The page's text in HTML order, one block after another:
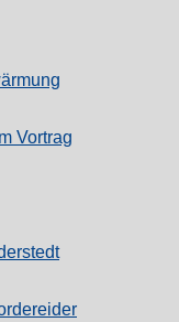
Vortrag